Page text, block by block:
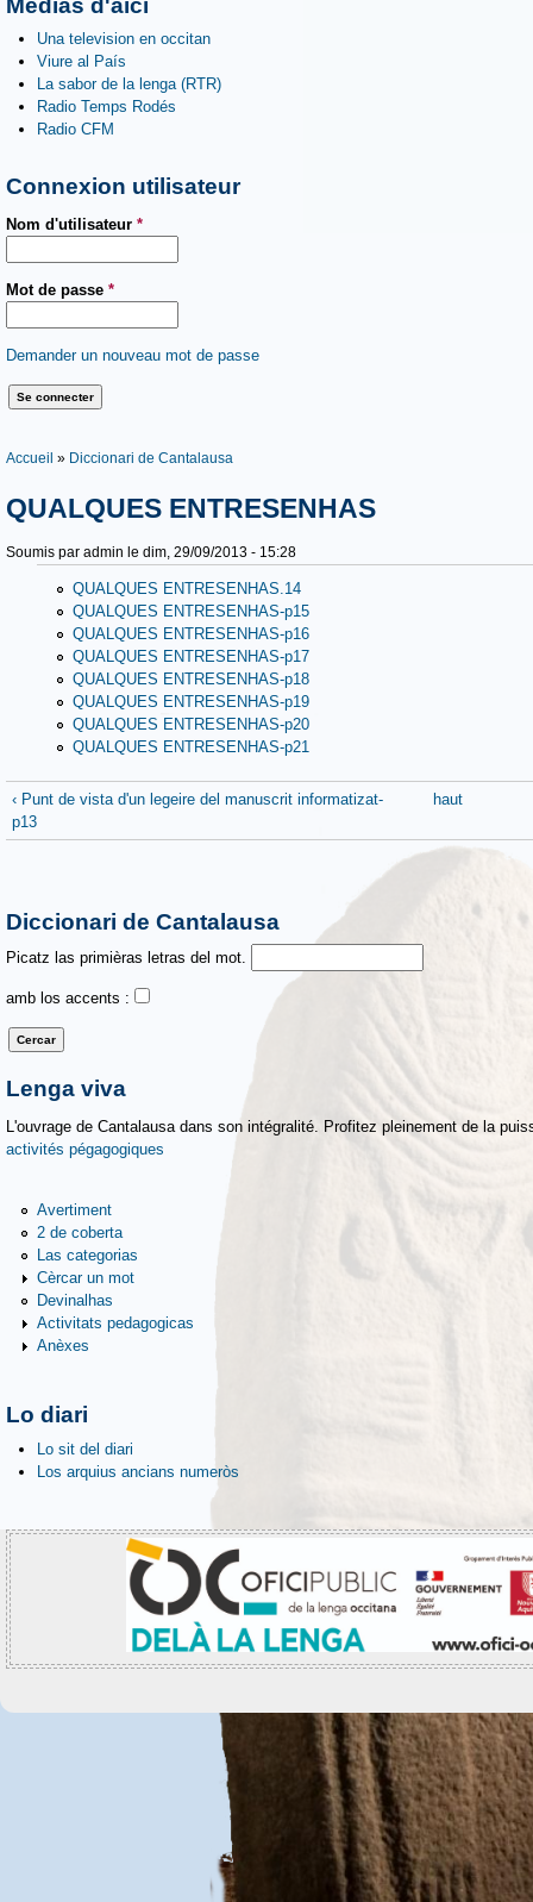
Una television en occitan
Viure al País
La sabor de la lenga (RTR)
Radio Temps Rodés
Radio CFM
Connexion utilisateur
Nom d'utilisateur *
Mot de passe *
Demander un nouveau mot de passe
Vous êtes ici
Accueil » Diccionari de Cantalausa
QUALQUES ENTRESENHAS
Soumis par admin le dim, 29/09/2013 - 15:28
QUALQUES ENTRESENHAS.14
QUALQUES ENTRESENHAS-p15
QUALQUES ENTRESENHAS-p16
QUALQUES ENTRESENHAS-p17
QUALQUES ENTRESENHAS-p18
QUALQUES ENTRESENHAS-p19
QUALQUES ENTRESENHAS-p20
QUALQUES ENTRESENHAS-p21
‹ Punt de vista d'un legeire del manuscrit informatizat-
p13
haut
Diccionari de Cantalausa
Picatz las primièras letras del mot.
amb los accents :
Lenga viva
L'ouvrage de Cantalausa dans son intégralité. Profitez pleinement de la
activités pégagogiques
Avertiment
2 de coberta
Las categorias
Cèrcar un mot
Devinalhas
Activitats pedagogicas
Anèxes
Lo diari
Lo sit del diari
Los arquius ancians numeròs